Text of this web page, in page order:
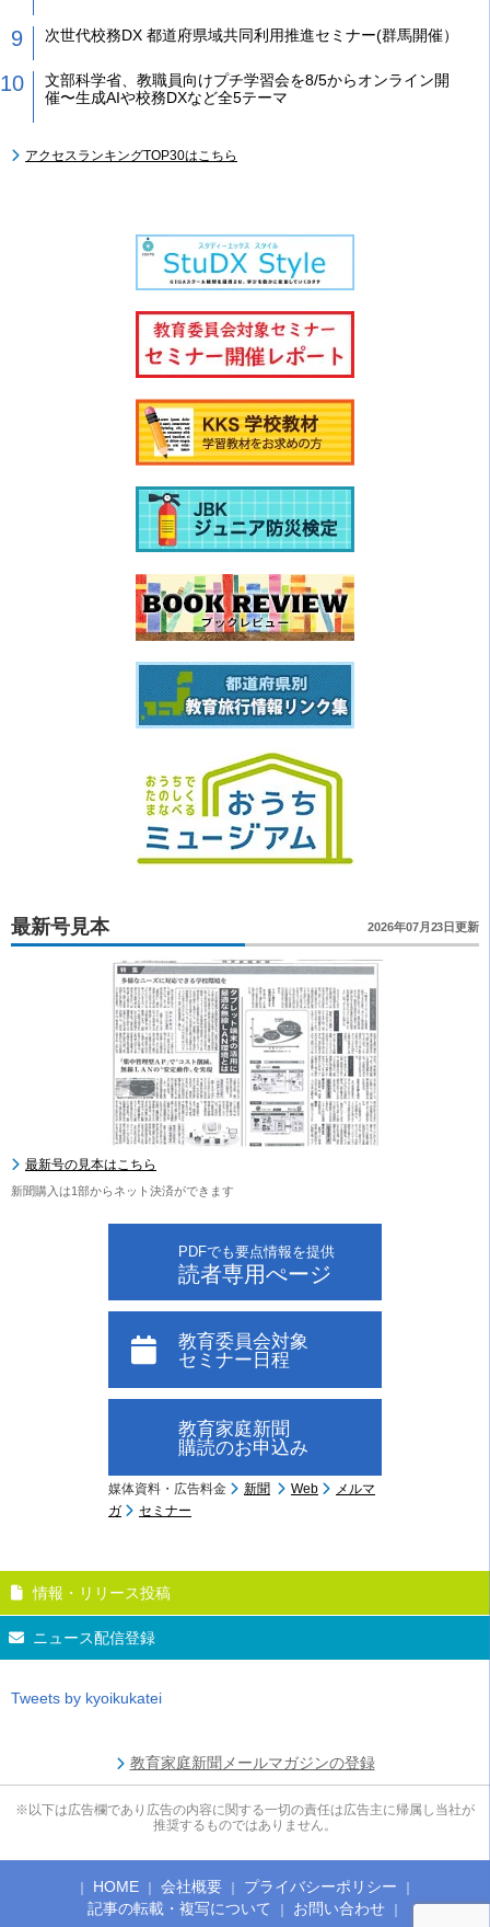
次世代校務DX 都道府県域共同利用推進セミナー(群馬開催）
文部科学省、教職員向けプチ学習会を8/5からオンライン開
催〜生成AIや校務DXなど全5テーマ
アクセスランキングTOP30はこちら
最新号見本 2026年07月23日更新
最新号の見本はこちら
新聞購入は1部からネット決済ができます
PDFでも要点情報を提供
読者専用ぺージ
教育委員会対象
セミナー日程
教育家庭新聞
購読のお申込み
媒体資料・広告料金 新聞 Web
メルマ
ガ
セミナー
情報・リリース投稿
ニュース配信登録
Tweets by kyoikukatei
教育家庭新聞メールマガジンの登録
※以下は広告欄であり広告の内容に関する一切の責任は広告主に帰属し当社が
推奨するものではありません。
HOME 会社概要
プライバシーポリシー
記事の転載・複写について
お問い合わせ